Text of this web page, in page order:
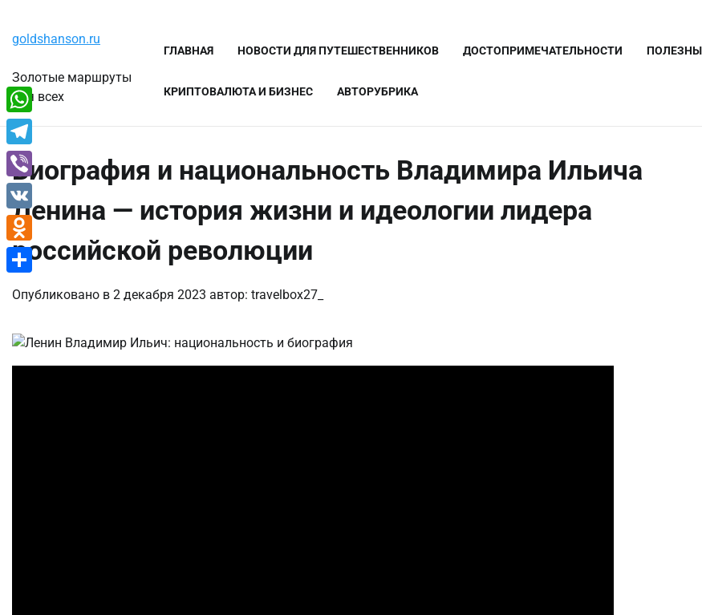
содержимому
goldshanson.ru
Золотые маршруты
для всех
ГЛАВНАЯ НОВОСТИ ДЛЯ ПУТЕШЕСТВЕННИКОВ ДОСТОПРИМЕЧАТЕЛЬНОСТИ
КРИПТОВАЛЮТА И БИЗНЕС АВТОРУБРИКА
Биография и национальность Владимира Ильича
Ленина — история жизни и идеологии лидера
российской революции
Опубликовано в 2 декабря 2023 автор: travelbox27_
WhatsApp
Telegram
Viber
VK
Odnoklassniki